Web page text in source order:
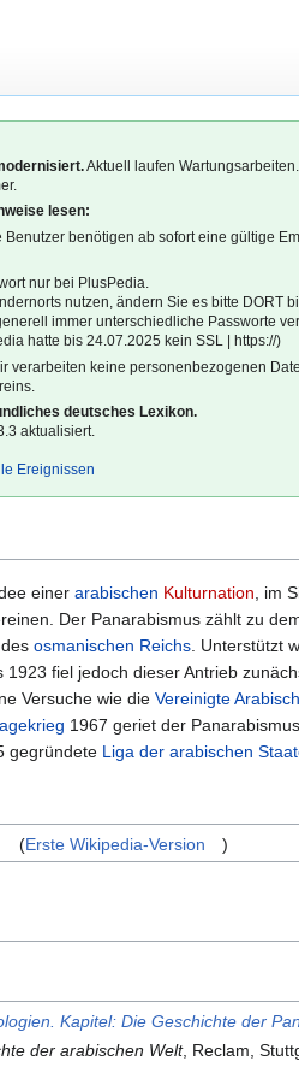
Aktuell laufen
lesen:
Benutzer benötigen ab sofort eine gültige
nur bei PlusPedia.
nutzen, ändern Sie es bitte DORT
immer unterschiedliche Passworte
hatte bis 24.07.2025 kein SSL | https://)
verarbeiten keine personenbezogenen
deutsches Lexikon.
aktualisiert.
Ereignissen
einer arabischen Kulturnation , im
Der Panarabismus zählt zu
des osmanischen Reichs . Unterstützt
1923 fiel jedoch dieser Antrieb
Versuche wie die Vereinigte
1967 geriet der
gegründete Liga der arabischen
(Erste Wikipedia-Version )
Kapitel: Die Geschichte der
der arabischen Welt, Reclam,